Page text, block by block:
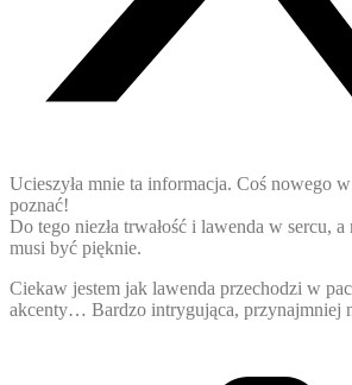
Ucieszyła mnie ta informacja. Coś nowego
poznać!
Do tego niezła trwałość i lawenda w sercu,
musi być pięknie.
Ciekaw jestem jak lawenda przechodzi w
akcenty… Bardzo intrygująca, przynajmniej